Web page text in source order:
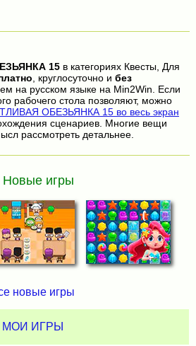
15в категориях Квесты, Для
, круглосуточно и без
на русском языке на Min2Win. Если
рабочего стола позволяют, можно
ОБЕЗЬЯНКА 15 во весь экран
сценариев. Многие вещи
рассмотреть детальнее.
Новые игры
новые игры
МОИ ИГРЫ